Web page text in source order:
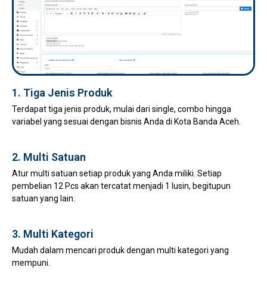
1. Tiga Jenis Produk
Terdapat tiga jenis produk, mulai dari single, combo hingga
variabel yang sesuai dengan bisnis Anda di Kota Banda Aceh.
2. Multi Satuan
Atur multi satuan setiap produk yang Anda miliki. Setiap
pembelian 12 Pcs akan tercatat menjadi 1 lusin, begitupun
satuan yang lain.
3. Multi Kategori
Mudah dalam mencari produk dengan multi kategori yang
mempuni.